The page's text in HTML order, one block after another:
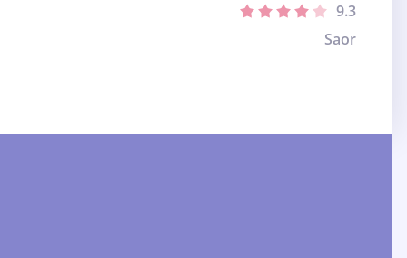
9.3
Saor